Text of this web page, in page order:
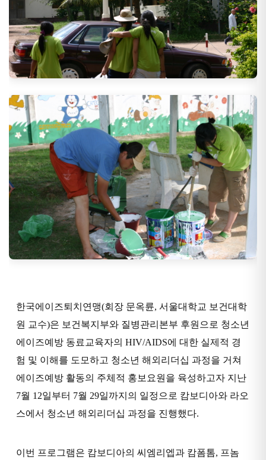
한국에이즈퇴치연맹(회장 문옥륜, 서울대학교 보건대학
원 교수)은 보건복지부와 질병관리본부 후원으로 청소년
에이즈예방 동료교육자의 HIV/AIDS에 대한 실제적 경
험 및 이해를 도모하고 청소년 해외리더십 과정을 거쳐
에이즈예방 활동의 주체적 홍보요원을 육성하고자 지난
7월 12일부터 7월 29일까지의 일정으로 캄보디아와 라오
스에서 청소년 해외리더십 과정을 진행했다.
이번 프로그램은 캄보디아의 씨엠리엡과 캄폼톰, 프놈